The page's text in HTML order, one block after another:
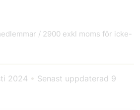
/ 2900 exkl moms för icke-
2024 • Senast uppdaterad 9